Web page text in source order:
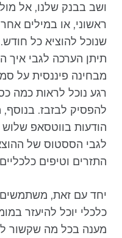
ושב בבנק שלנו, אל מול
ראשוני, או במילים
שנוכל להוציא כל
תיתן הערכה לגבי איך
מבחינה פיננסית על
רגע נוכל לראות כמה
להפסיק לבזבז. בנוסף,
הודעות בווטסאפ שלוש
לגבי הססטוס של
התזרים וטיפים כלכליים
יחד עם זאת, משתמשים
כלכלי יוכל להיעזר
מענה בכל מה שקשור